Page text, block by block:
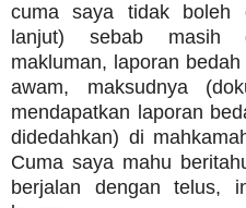
cuma saya tidak boleh
lanjut) sebab masih
makluman, laporan
awam, maksudnya
mendapatkan laporan
didedahkan) di
Cuma saya mahu
berjalan dengan telus,